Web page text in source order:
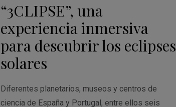
“3CLIPSE”, una
experiencia inmersiva
para descubrir los eclipses
solares
Diferentes planetarios, museos y centros de
ciencia de España y Portugal, entre ellos seis